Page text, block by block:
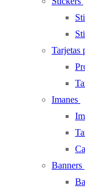
Tarjetas
Imanes
Banners